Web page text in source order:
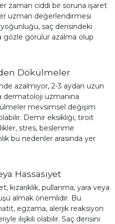
zaman ciddi bir soruna işaret
uzman değerlendirmesi
saç derisindeki
görülür azalma olup
Dökülmeler
azalmıyor, 2-3 aydan uzun
dermatoloji uzmanına
mevsimsel değişim
Demir eksikliği, tiroit
stres, beslenme
bu nedenler arasında yer
Hassasiyet
kızarıklık, pullanma, yara veya
almak önemlidir. Bu
egzama, alerjik reaksiyon
ilişkili olabilir. Saç derisini